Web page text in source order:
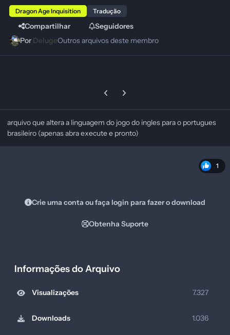
Dragon Age Inquisition Tradução
Compartilhar
Seguidores
Por DelugeOutros arquivos deste membro
Previous carousel slide
Next carousel slide
arquivo que altera a linguagem do jogo do ingles para o portugues
brasileiro (apenas abra execute e pronto)
1
Crie uma conta ou faça login para fazer o download
Obtenha Suporte
Informações do Arquivo
Visualizações 7.327
Downloads 1.036